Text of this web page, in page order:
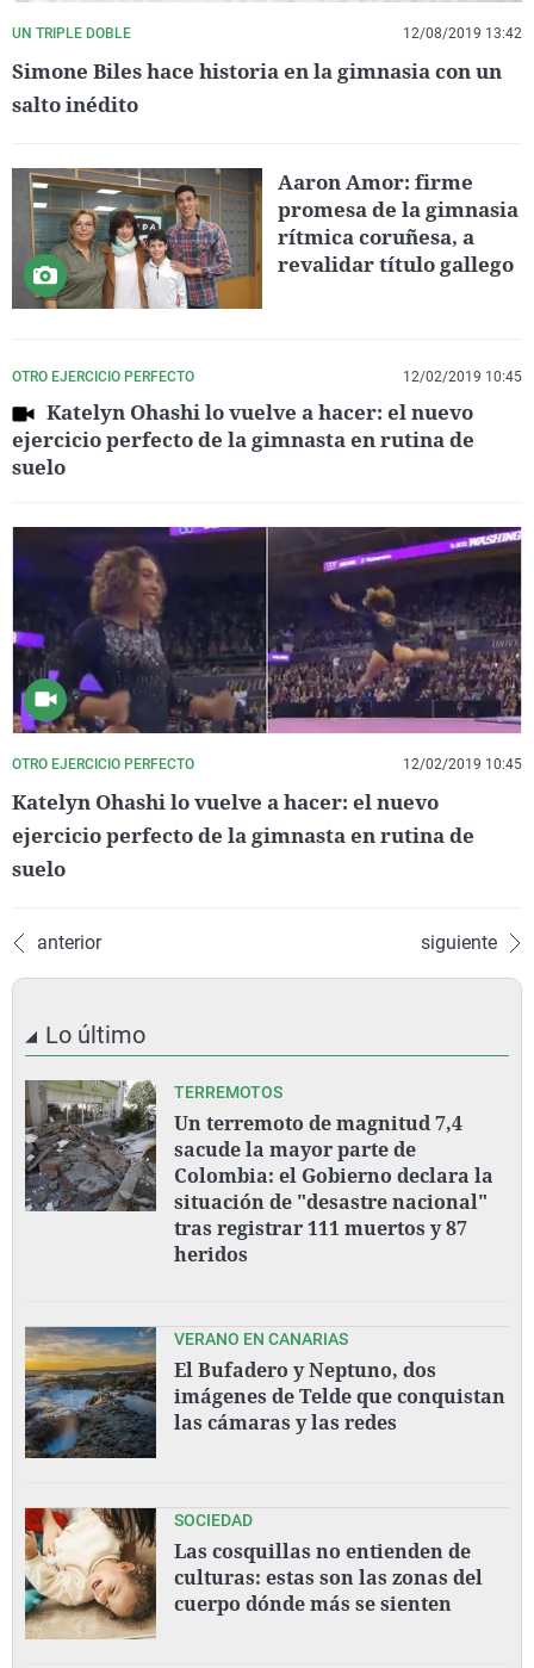
UN TRIPLE DOBLE 12/08/2019 13:42
Simone Biles hace historia en la gimnasia con un
salto inédito
Aaron Amor: firme
promesa de la gimnasia
rítmica coruñesa, a
revalidar título gallego
OTRO EJERCICIO PERFECTO 12/02/2019 10:45
Katelyn Ohashi lo vuelve a hacer: el nuevo
ejercicio perfecto de la gimnasta en rutina de
suelo
OTRO EJERCICIO PERFECTO 12/02/2019 10:45
Katelyn Ohashi lo vuelve a hacer: el nuevo
ejercicio perfecto de la gimnasta en rutina de
suelo
anterior siguiente
Lo último
TERREMOTOS
Un terremoto de magnitud 7,4
sacude la mayor parte de
Colombia: el Gobierno declara la
situación de "desastre nacional"
tras registrar 111 muertos y 87
heridos
VERANO EN CANARIAS
El Bufadero y Neptuno, dos
imágenes de Telde que conquistan
las cámaras y las redes
SOCIEDAD
Las cosquillas no entienden de
culturas: estas son las zonas del
cuerpo dónde más se sienten